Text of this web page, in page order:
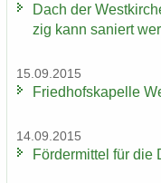
Dach der
zig kann sa­niert
15.09.2015
Fried­hofs­ka­pel­le
14.09.2015
För­der­mit­tel für die